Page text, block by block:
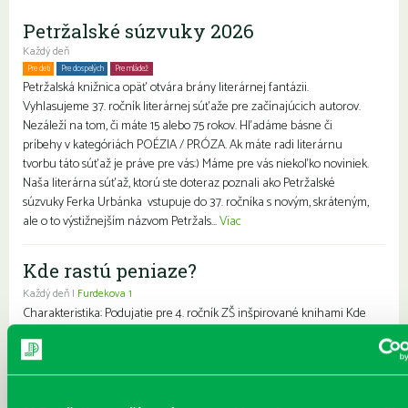
Petržalské súzvuky 2026
Každý deň
Pre deti Pre dospelých Pre mládež
Petržalská knižnica opäť otvára brány literárnej fantázii.
Vyhlasujeme 37. ročník literárnej súťaže pre začínajúcich autorov.
Nezáleží na tom, či máte 15 alebo 75 rokov. Hľadáme básne či
príbehy v kategóriách POÉZIA / PRÓZA. Ak máte radi literárnu
tvorbu táto súťaž je práve pre vás:) Máme pre vás niekoľko noviniek.
Naša literárna súťaž, ktorú ste doteraz poznali ako Petržalské
súzvuky Ferka Urbánka vstupuje do 37. ročníka s novým, skráteným,
ale o to výstižnejším názvom Petržals...Viac
Kde rastú peniaze?
Každý deň | Furdekova 1
Charakteristika: Podujatie pre 4. ročník ZŠ inšpirované knihami Kde
Obsah: Pomocou jednotlivých úryvkov z knihy od D. Proškovej
prejdeme históriou financií, spôsobmi ich získavania, možnosťami